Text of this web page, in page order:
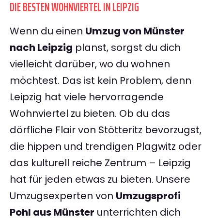
DIE BESTEN WOHNVIERTEL IN LEIPZIG
Wenn du einen Umzug von Münster
nach Leipzig planst, sorgst du dich
vielleicht darüber, wo du wohnen
möchtest. Das ist kein Problem, denn
Leipzig hat viele hervorragende
Wohnviertel zu bieten. Ob du das
dörfliche Flair von Stötteritz bevorzugst,
die hippen und trendigen Plagwitz oder
das kulturell reiche Zentrum – Leipzig
hat für jeden etwas zu bieten. Unsere
Umzugsexperten von Umzugsprofi
Pohl aus Münster unterrichten dich